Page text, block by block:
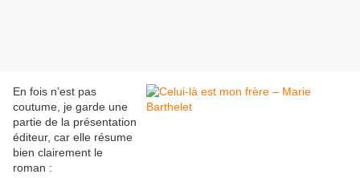
En fois n’est pas
coutume, je garde une
partie de la présentation
éditeur, car elle résume
bien clairement le
roman :